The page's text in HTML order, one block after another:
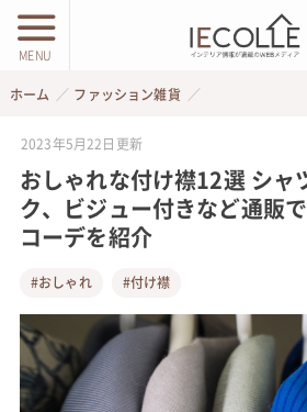
MENU
ホーム ファッション雑貨
2023年5月22日 更新
おしゃれな付け襟12選 シャ
ク、ビジュー付きなど通販
コーデを紹介
#おしゃれ #付け襟